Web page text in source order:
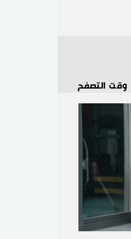
وقت التصفح